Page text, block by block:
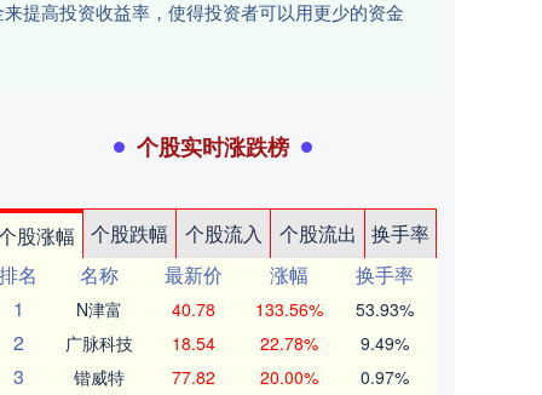
提高投资收益率，使得投资者可以用更少的资金
个股实时涨跌榜
股涨幅 个股跌幅 个股流入 个股流出
换手率
排名
名称 最新价 涨幅
换手率
1
N津富 40.78 133.56% 53.93%
2 广脉科技 18.54 22.78% 9.49%
3 锴威特 77.82 20.00% 0.97%